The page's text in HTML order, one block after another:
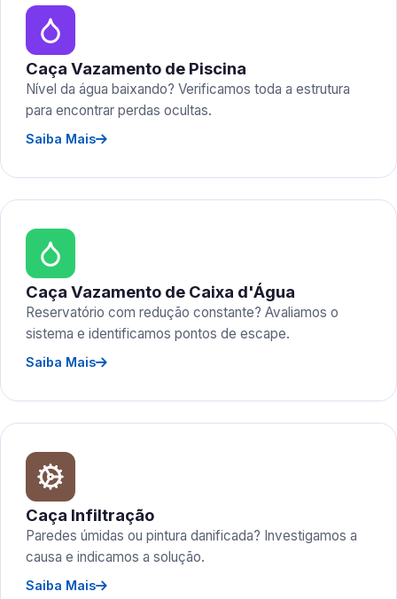
Caça Vazamento de Piscina
Nível da água baixando? Verificamos toda a estrutura
para encontrar perdas ocultas.
Saiba Mais
Caça Vazamento de Caixa d'Água
Reservatório com redução constante? Avaliamos o
sistema e identificamos pontos de escape.
Saiba Mais
Caça Infiltração
Paredes úmidas ou pintura danificada? Investigamos a
causa e indicamos a solução.
Saiba Mais